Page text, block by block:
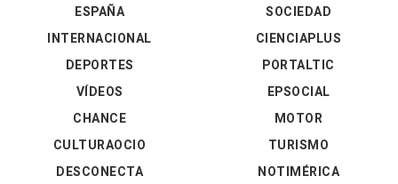
ESPAÑA
INTERNACIONAL
DEPORTES
VÍDEOS
SOCIEDAD
CIENCIAPLUS
PORTALTIC
EPSOCIAL
CHANCE
CULTURAOCIO
DESCONECTA
MOTOR
TURISMO
NOTIMÉRICA